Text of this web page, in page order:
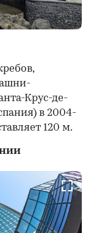
Крус-де-
в 2004-
120 м.